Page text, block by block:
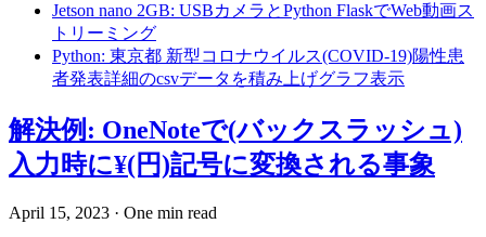
Jetson nano 2GB: USBカメラとPython FlaskでWeb動画ス
トリーミング
Python: 東京都 新型コロナウイルス(COVID-19)陽性患
者発表詳細のcsvデータを積み上げグラフ表示
解決例: OneNoteで(バックスラッシュ)
入力時に¥(円)記号に変換される事象
April 15, 2023 · One min read